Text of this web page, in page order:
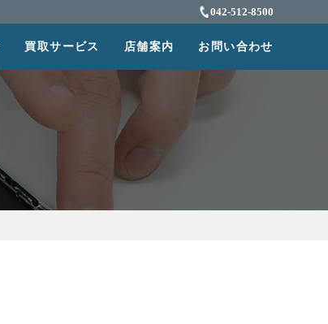
042-512-8500
買取サービス 店舗案内 お問い合わせ